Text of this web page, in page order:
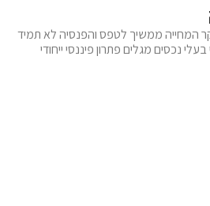
יוקר המחייה ממשיך לטפס והפנסיה לא תמיד
נכסים מגלים פתרון פיננסי ייחודי